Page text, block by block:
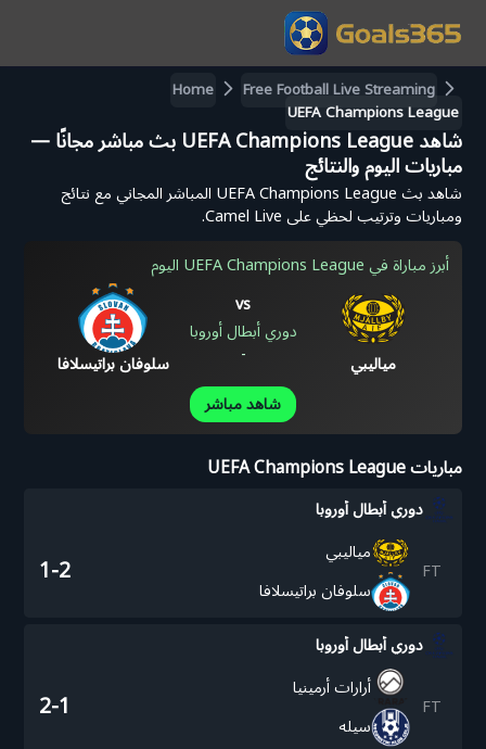
Home Free Football Live Streaming
UEFA Champions League
شاهد UEFA Champions League بث مباشر مجانًا —
مباريات اليوم والنتائج
شاهد بث UEFA Champions League المباشر المجاني مع نتائج
ومباريات وترتيب لحظي على Camel Live.
أبرز مباراة في UEFA Champions League اليوم
مياليبي
vs
دوري أبطال أوروبا
-
سلوفان براتيسلافا
شاهد مباشر
مباريات UEFA Champions League
دوري أبطال أوروبا
FT
مياليبي
سلوفان براتيسلافا
1-2
دوري أبطال أوروبا
FT
أرارات أرمينيا
سيله
2-1